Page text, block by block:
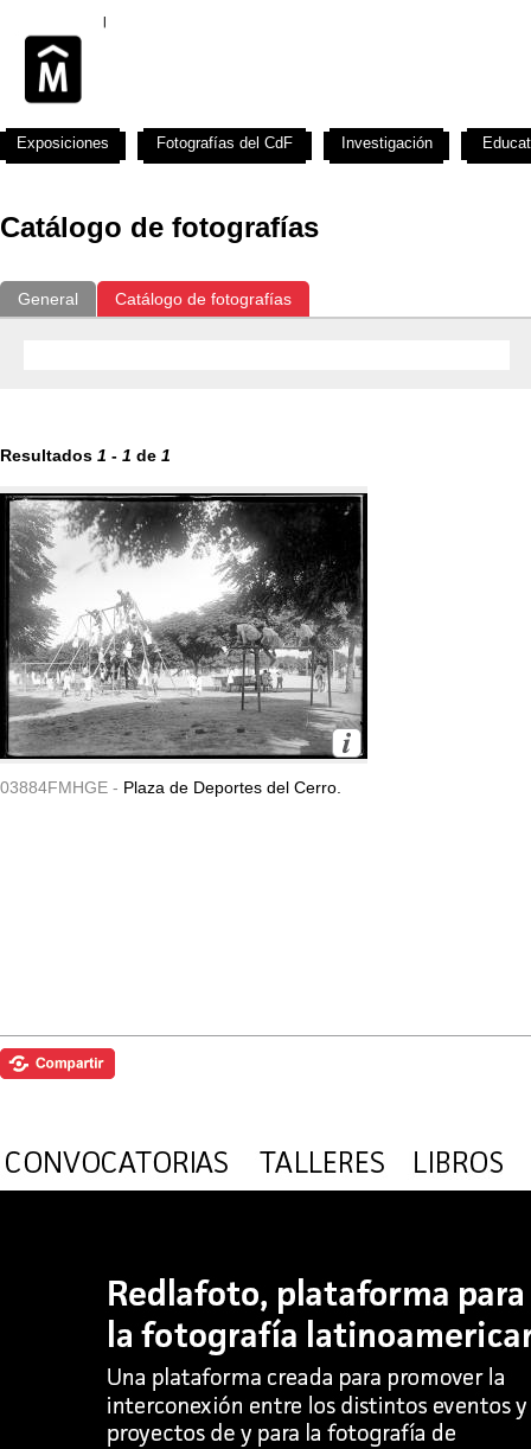
Catálogo de fotografías
General Catálogo de fotografías
Resultados 1 - 1 de 1
03884FMHGE - Plaza de Deportes del Cerro.
Exposiciones Fotografías del CdF Investigación